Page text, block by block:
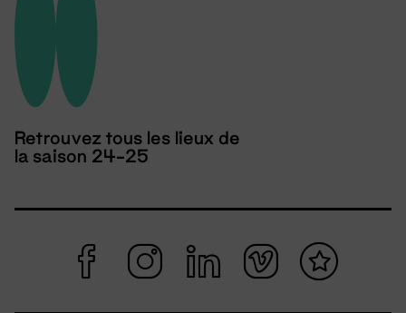
Retrouvez tous les lieux de
la saison 24-25